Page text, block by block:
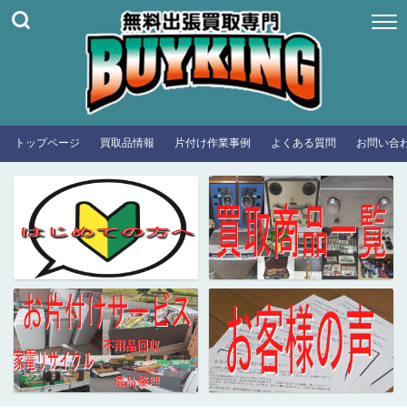
トップページ 買取品情報 片付け作業事例 よくある質問 お問い合